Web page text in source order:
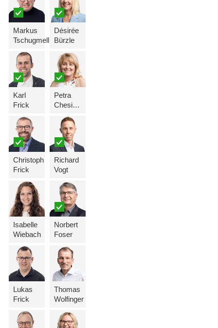
Markus
Tschugmell
Karl
Frick
Christoph
Frick
Isabelle
Wiebach
Lukas
Frick
Désirée
Bürzle
Petra
Chesi-Schelbert
Richard
Vogt
Norbert
Foser
Thomas
Wolfinger